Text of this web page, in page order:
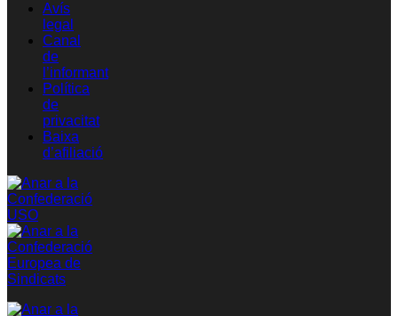
Avís
legal
Canal
de
l’informant
Política
de
privacitat
Baixa
d’afiliació